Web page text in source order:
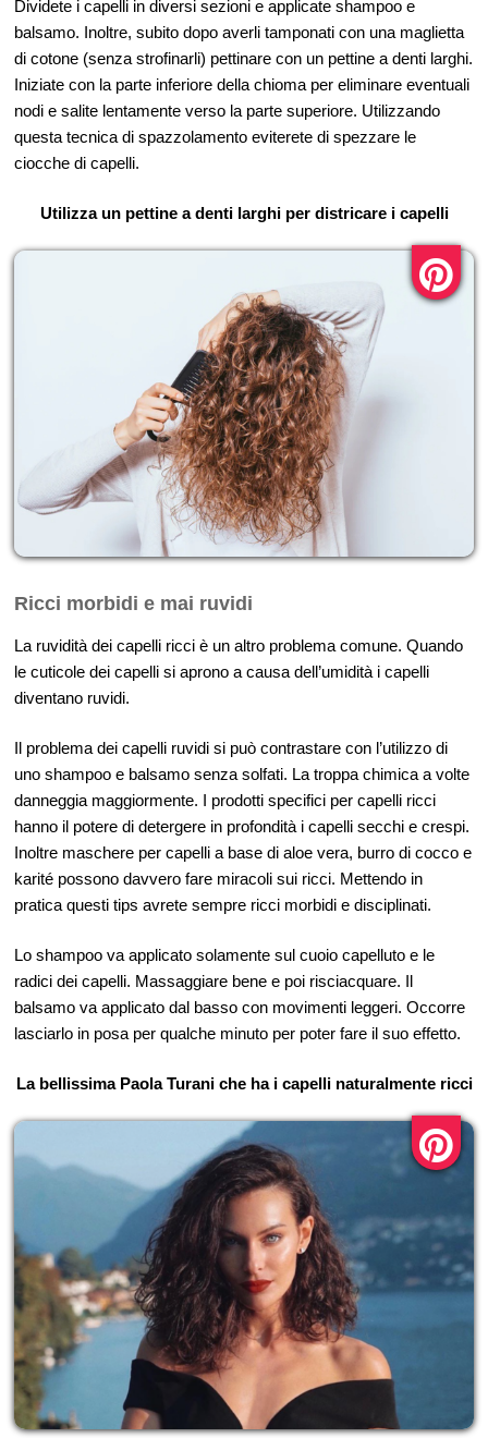
Dividete i capelli in diversi sezioni e applicate shampoo e
balsamo. Inoltre, subito dopo averli tamponati con una maglietta
di cotone (senza strofinarli) pettinare con un pettine a denti larghi.
Iniziate con la parte inferiore della chioma per eliminare eventuali
nodi e salite lentamente verso la parte superiore. Utilizzando
questa tecnica di spazzolamento eviterete di spezzare le
ciocche di capelli.
Utilizza un pettine a denti larghi per districare i capelli
Ricci morbidi e mai ruvidi
La ruvidità dei capelli ricci è un altro problema comune. Quando
le cuticole dei capelli si aprono a causa dell’umidità i capelli
diventano ruvidi.
Il problema dei capelli ruvidi si può contrastare con l’utilizzo di
uno shampoo e balsamo senza solfati. La troppa chimica a volte
danneggia maggiormente. I prodotti specifici per capelli ricci
hanno il potere di detergere in profondità i capelli secchi e crespi.
Inoltre maschere per capelli a base di aloe vera, burro di cocco e
karité possono davvero fare miracoli sui ricci. Mettendo in
pratica questi tips avrete sempre ricci morbidi e disciplinati.
Lo shampoo va applicato solamente sul cuoio capelluto e le
radici dei capelli. Massaggiare bene e poi risciacquare. Il
balsamo va applicato dal basso con movimenti leggeri. Occorre
lasciarlo in posa per qualche minuto per poter fare il suo effetto.
La bellissima Paola Turani che ha i capelli naturalmente ricci